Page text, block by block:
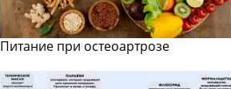
Питание при остеоартрозе